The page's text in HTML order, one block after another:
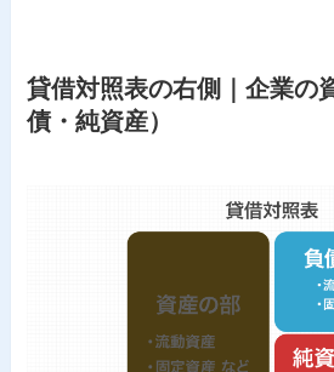
貸借対照表の右側｜企業の
債・純資産）